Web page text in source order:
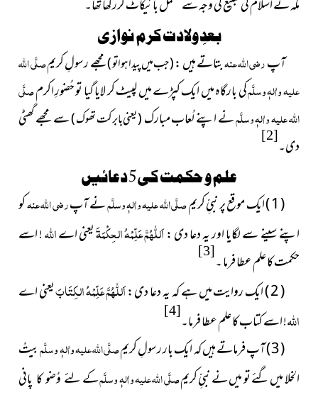
مکہ نے اسلام کی تبلیغ کی وجہ سے مکمل بائیکاٹ کررکھا تھا۔
بعدِ ولادت کرم نوازی
آپرضی اللہ عنہبتاتے ہیں :( جب میں پیدا ہوا تو )مجھے رسولِ کریمصلَّی اللہ
علیہ واٰلہٖ وسلَّمکی بارگاہ میں ایک کپڑے میں لپیٹ کر لایا گیا تو حُضورِ اکرمصلَّی
اللہ علیہ واٰلہٖ وسلَّمنے اپنے لُعاب مبارک( یعنی بابرکت تھوک )سے مجھے گھٹی
دی۔[2]
علم و حکمت کی5 دعائیں
( 1 ) ایک موقع پر نبیِّ کریم صلَّی اللہ علیہ واٰلہٖ وسلَّمنے آپرضی اللہ عنہکو
اپنے سینے سے لگایا اور یہ دعا دی :اَللّٰهُمَّ عَلِّمْهُ الحِكْمَةَیعنی اےاللہ! اسے
حکمت کا علم عطا فرما ۔[3]
( 2 ) ایک روایت میں ہے کہ یہ دعا دی : اَللّٰهُمَّ عَلِّمْهُ الكِتَابَیعنی اے
اللہ! اسے کتاب کا علم عطا فرما۔[4]
( 3 ) آپ فرماتے ہیں کہ ایک بار رسولِ کریم صلَّی اللہ علیہ واٰلہٖ وسلَّمبیتُ
الخلا میں گئے تو میں نے نبیِّ کریمصلَّی اللہ علیہ واٰلہٖ وسلَّمکےلئے وُضو کا پانی